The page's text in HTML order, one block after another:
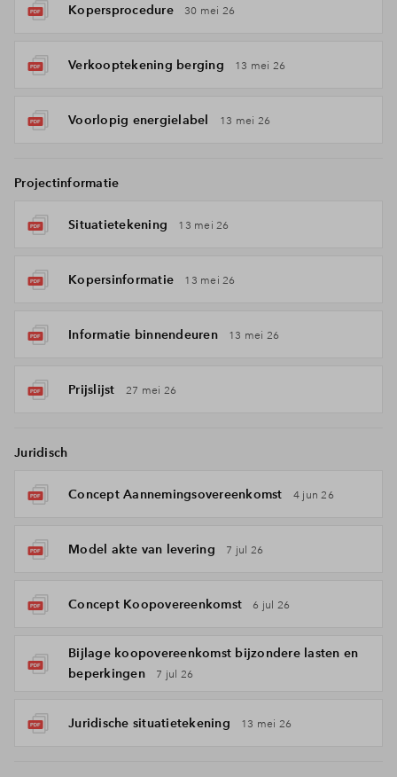
Kopersprocedure 30 mei 26
Verkooptekening berging 13 mei 26
Voorlopig energielabel 13 mei 26
Projectinformatie
Situatietekening 13 mei 26
Kopersinformatie 13 mei 26
Informatie binnendeuren 13 mei 26
Prijslijst 27 mei 26
Juridisch
Concept Aannemingsovereenkomst 4 jun 26
Model akte van levering 7 jul 26
Concept Koopovereenkomst 6 jul 26
Bijlage koopovereenkomst bijzondere lasten en
beperkingen
7 jul 26
Juridische situatietekening 13 mei 26